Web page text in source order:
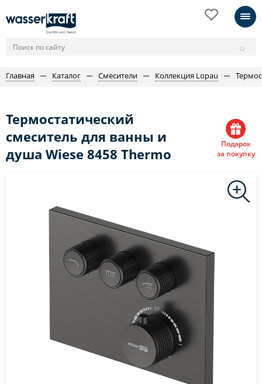
Главная Каталог Смесители Коллекция Lopau
Термостатический
смеситель для ванны и
душа Wiese 8458 Thermo
Подарок
за покупку